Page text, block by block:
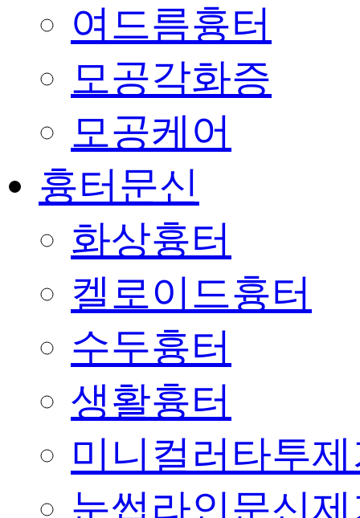
여드름흉터
모공각화증
모공케어
흉터문신
화상흉터
켈로이드흉터
수두흉터
생활흉터
미니컬러타투
눈썹라인문신